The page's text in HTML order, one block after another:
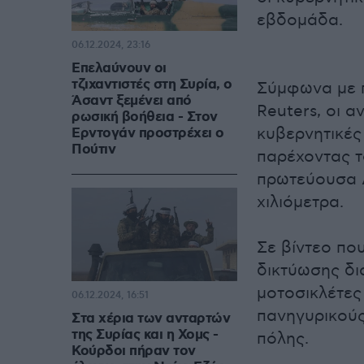
εβδομάδα.
Σύμφωνα με
Reuters, οι
παρέχοντας
πρωτεύουσα
χιλιόμετρα.
Σε βίντεο
δικτύωσης
πόλης.
Επελαύνουν οι
τζιχαντιστές στη Συρία, ο
Άσαντ ξεμένει από
ρωσική βοήθεια - Στον
Ερντογάν προστρέχει ο
Πούτιν
06.12.2024, 23:16
Στα χέρια των ανταρτών
της Συρίας και η Χομς -
Κούρδοι πήραν τον
06.12.2024, 16:51